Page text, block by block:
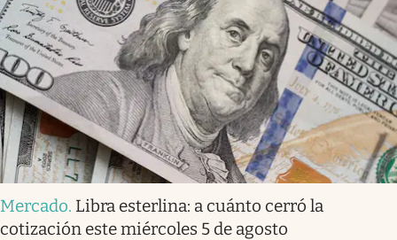
Mercado. Libra esterlina: a cuánto cerró la
cotización este miércoles 5 de agosto